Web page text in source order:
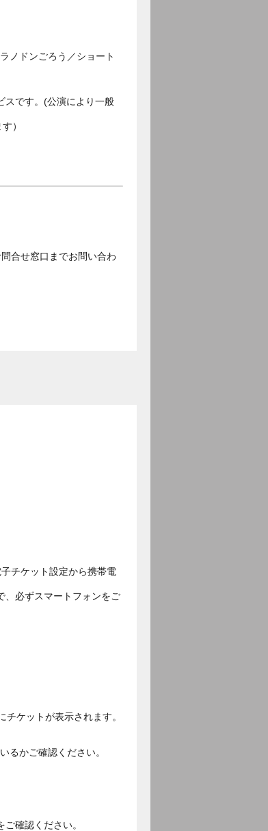
ノドンごろう／ショート
スです。(公演により一般
）
合せ窓口までお問い合わ
チケット設定から携帯電
、必ずスマートフォンをご
ケットが表示されます。
るかご確認ください。
確認ください。